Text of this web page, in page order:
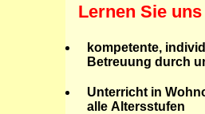
Lernen Sie
kompetente,
Betreuung durch
Unterricht in
alle Altersstufen